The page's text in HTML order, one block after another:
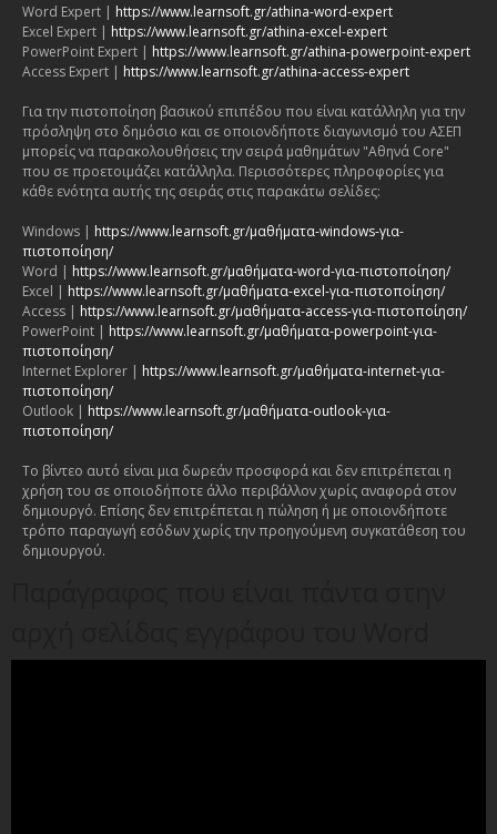
Word Expert | https://www.learnsoft.gr/athina-word-expert
Excel Expert | https://www.learnsoft.gr/athina-excel-expert
PowerPoint Expert | https://www.learnsoft.gr/athina-powerpoint-expert
Access Expert | https://www.learnsoft.gr/athina-access-expert
Για την πιστοποίηση βασικού επιπέδου που είναι κατάλληλη για την
πρόσληψη στο δημόσιο και σε οποιονδήποτε διαγωνισμό του ΑΣΕΠ
μπορείς να παρακολουθήσεις την σειρά μαθημάτων "Αθηνά Core"
που σε προετοιμάζει κατάλληλα. Περισσότερες πληροφορίες για
κάθε ενότητα αυτής της σειράς στις παρακάτω σελίδες:
Windows | https://www.learnsoft.gr/μαθήματα-windows-για-
πιστοποίηση/
Word | https://www.learnsoft.gr/μαθήματα-word-για-πιστοποίηση/
Excel | https://www.learnsoft.gr/μαθήματα-excel-για-πιστοποίηση/
Access | https://www.learnsoft.gr/μαθήματα-access-για-πιστοποίηση/
PowerPoint | https://www.learnsoft.gr/μαθήματα-powerpoint-για-
πιστοποίηση/
Internet Explorer | https://www.learnsoft.gr/μαθήματα-internet-για-
πιστοποίηση/
Outlook | https://www.learnsoft.gr/μαθήματα-outlook-για-
πιστοποίηση/
Το βίντεο αυτό είναι μια δωρεάν προσφορά και δεν επιτρέπεται η
χρήση του σε οποιοδήποτε άλλο περιβάλλον χωρίς αναφορά στον
δημιουργό. Επίσης δεν επιτρέπεται η πώληση ή με οποιονδήποτε
τρόπο παραγωγή εσόδων χωρίς την προηγούμενη συγκατάθεση του
δημιουργού.